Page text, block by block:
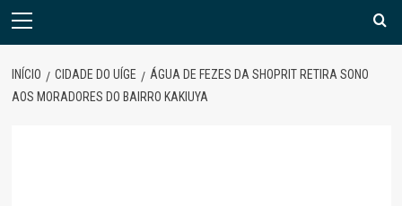
Menu
INÍCIO CIDADE DO UÍGE
ÁGUA DE FEZES DA SHOPRIT RETIRA SONO
AOS MORADORES DO BAIRRO KAKIUYA